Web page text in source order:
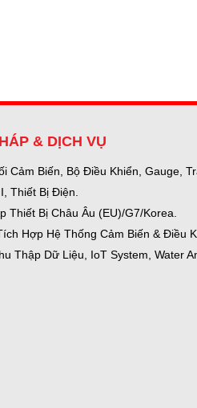
& DỊCH VỤ
Cảm Biến, Bộ Điều Khiển, Gauge,
Thiết Bị Điện.
Thiết Bị Châu Âu (EU)/G7/Korea.
Hợp Hệ Thống Cảm Biến & Điều
Thập Dữ Liệu, IoT System, Water